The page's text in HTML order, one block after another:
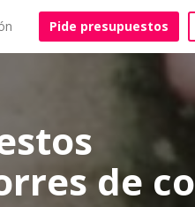
Pide presupuestos
de